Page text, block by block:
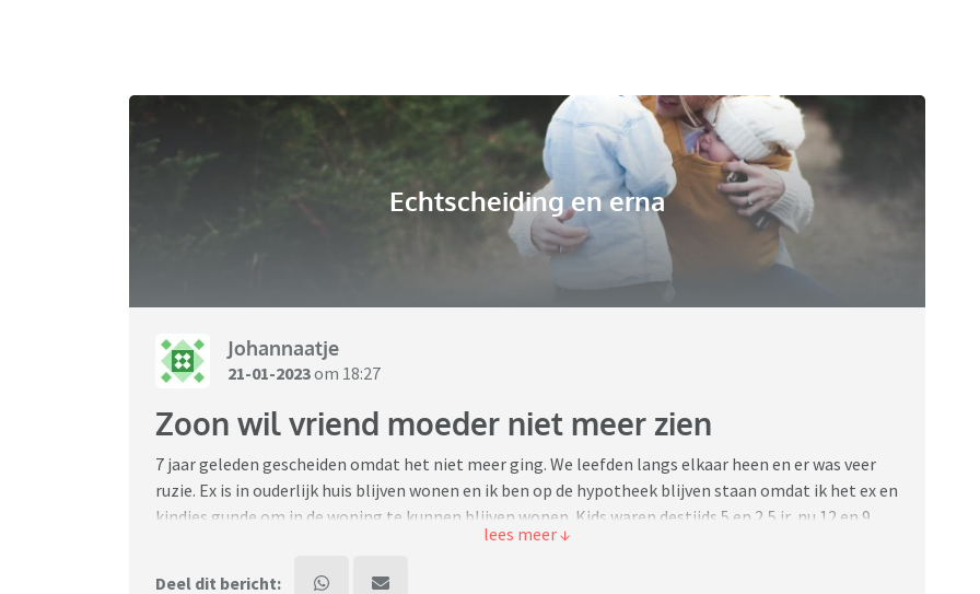
Echtscheiding en erna
Johannaatje
21-01-2023om 18:27
Zoon wil vriend moeder niet meer zien
7 jaar geleden gescheiden omdat het niet meer ging. We leefden langs elkaar heen en er was veer
ruzie. Ex is in ouderlijk huis blijven wonen en ik ben op de hypotheek blijven staan omdat ik het ex en
kindjes gunde om in de woning te kunnen blijven wonen. Kids waren destijds 5 en 2,5 jr, nu 12 en 9.
Huurwoning betrokken (10 min verderop) en co-ouderschap. Ik heb de kids in hun omgeving op
Deel dit bericht: